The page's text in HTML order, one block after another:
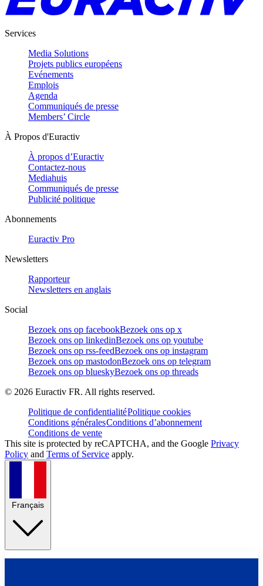
Services
Media Solutions
Projets publics européens
Evénements
Emplois
Agenda
Communiqués de presse
Members’ Circle
À Propos d'Euractiv
À propos d’Euractiv
Contactez-nous
Mediahuis
Communiqués de presse
Publicité politique
Abonnements
Euractiv Pro
Newsletters
Rapporteur
Newsletters en anglais
Social
Bezoek ons op facebookBezoek ons op x
Bezoek ons op linkedinBezoek ons op youtube
Bezoek ons op rss-feedBezoek ons op instagram
Bezoek ons op mastodonBezoek ons op telegram
Bezoek ons op blueskyBezoek ons op threads
© 2026 Euractiv FR. All rights reserved.
Politique de confidentialitéPolitique cookies
Conditions généralesConditions d’abonnement
Conditions de vente
This site is protected by reCAPTCHA, and the Google Privacy
Policy and Terms of Service apply.
Français